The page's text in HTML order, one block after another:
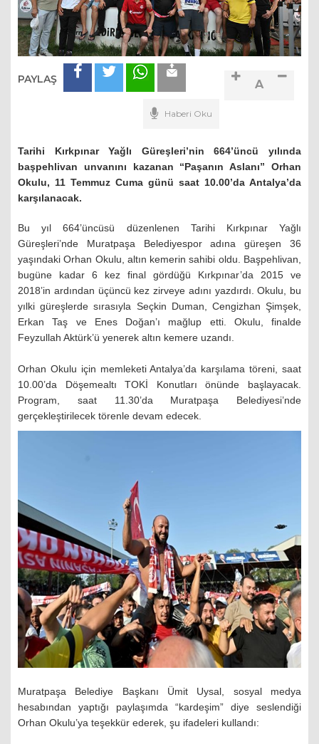
PAYLAŞ A
Haberi Oku
Tarihi Kırkpınar Yağlı Güreşleri’nin 664’üncü yılında
başpehlivan unvanını kazanan “Paşanın Aslanı” Orhan
Okulu, 11 Temmuz Cuma günü saat 10.00’da Antalya’da
karşılanacak.
Bu yıl 664’üncüsü düzenlenen Tarihi Kırkpınar Yağlı
Güreşleri’nde Muratpaşa Belediyespor adına güreşen 36
yaşındaki Orhan Okulu, altın kemerin sahibi oldu. Başpehlivan,
bugüne kadar 6 kez final gördüğü Kırkpınar’da 2015 ve
2018’in ardından üçüncü kez zirveye adını yazdırdı. Okulu, bu
yılki güreşlerde sırasıyla Seçkin Duman, Cengizhan Şimşek,
Erkan Taş ve Enes Doğan’ı mağlup etti. Okulu, finalde
Feyzullah Aktürk’ü yenerek altın kemere uzandı.
Orhan Okulu için memleketi Antalya’da karşılama töreni, saat
10.00’da Döşemealtı TOKİ Konutları önünde başlayacak.
Program, saat 11.30’da Muratpaşa Belediyesi’nde
gerçekleştirilecek törenle devam edecek.
Muratpaşa Belediye Başkanı Ümit Uysal, sosyal medya
hesabından yaptığı paylaşımda “kardeşim” diye seslendiği
Orhan Okulu’ya teşekkür ederek, şu ifadeleri kullandı: